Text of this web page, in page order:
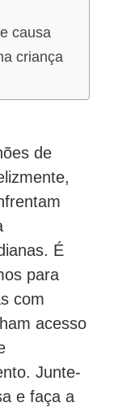
causa
criança
de
É
para
com
acesso
Junte-
e faça a